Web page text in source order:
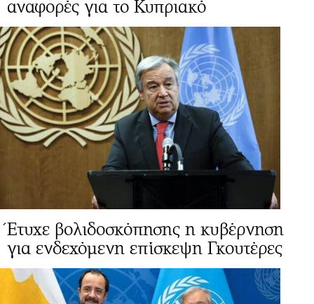
αναφορές για το Κυπριακό
Έτυχε βολιδοσκόπησης η κυβέρνηση
για ενδεχόμενη επίσκεψη Γκουτέρες